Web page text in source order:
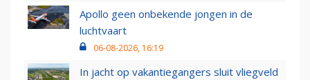
Apollo geen onbekende jongen in de
luchtvaart
06-08-2026, 16:19
In jacht op vakantiegangers sluit vliegveld